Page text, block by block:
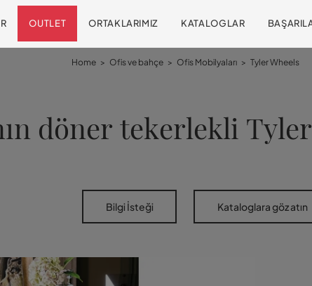
OUTLET ORTAKLARIMIZ KATALOGLAR
Home > Ofis ve bahçe > Ofis Mobilyaları > Tyler Wheels
döner tekerlekli
Bilgi İsteği Kataloglara göz atın